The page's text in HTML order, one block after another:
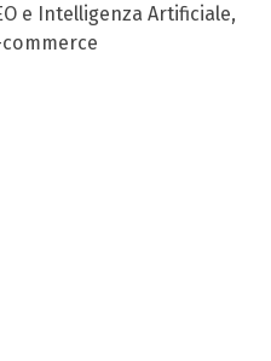
e Intelligenza Artificiale,